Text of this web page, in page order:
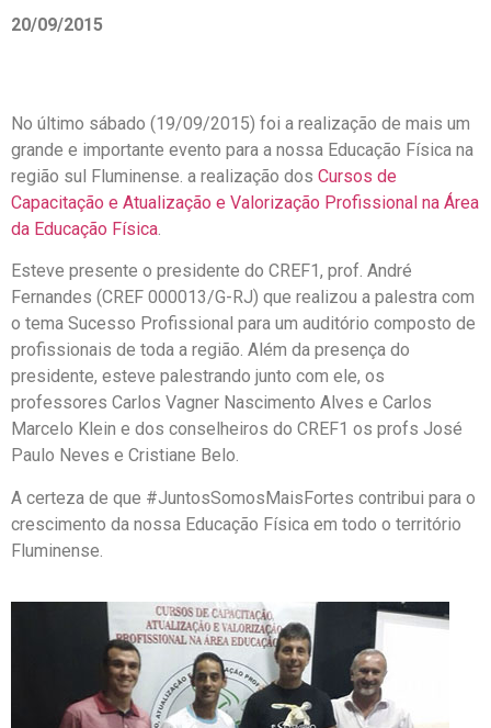
20/09/2015
No último sábado (19/09/2015) foi a realização de mais um
grande e importante evento para a nossa Educação Física na
região sul Fluminense. a realização dos Cursos de
Capacitação e Atualização e Valorização Profissional na Área
da Educação Física.
Esteve presente o presidente do CREF1, prof. André
Fernandes (CREF 000013/G-RJ) que realizou a palestra com
o tema Sucesso Profissional para um auditório composto de
profissionais de toda a região. Além da presença do
presidente, esteve palestrando junto com ele, os
professores Carlos Vagner Nascimento Alves e Carlos
Marcelo Klein e dos conselheiros do CREF1 os profs José
Paulo Neves e Cristiane Belo.
A certeza de que #JuntosSomosMaisFortes contribui para o
crescimento da nossa Educação Física em todo o território
Fluminense.